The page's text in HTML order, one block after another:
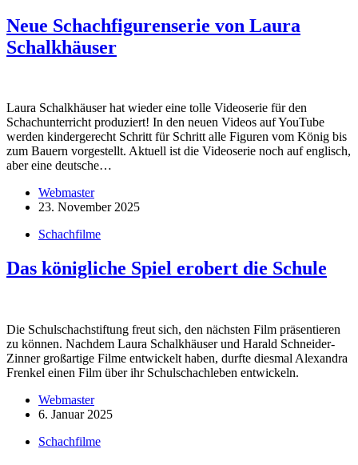
Neue Schachfigurenserie von Laura
Schalkhäuser
Laura Schalkhäuser hat wieder eine tolle Videoserie für den
Schachunterricht produziert! In den neuen Videos auf YouTube
werden kindergerecht Schritt für Schritt alle Figuren vom König bis
zum Bauern vorgestellt. Aktuell ist die Videoserie noch auf englisch,
aber eine deutsche…
Webmaster
23. November 2025
Schachfilme
Das königliche Spiel erobert die Schule
Die Schulschachstiftung freut sich, den nächsten Film präsentieren
zu können. Nachdem Laura Schalkhäuser und Harald Schneider-
Zinner großartige Filme entwickelt haben, durfte diesmal Alexandra
Frenkel einen Film über ihr Schulschachleben entwickeln.
Webmaster
6. Januar 2025
Schachfilme